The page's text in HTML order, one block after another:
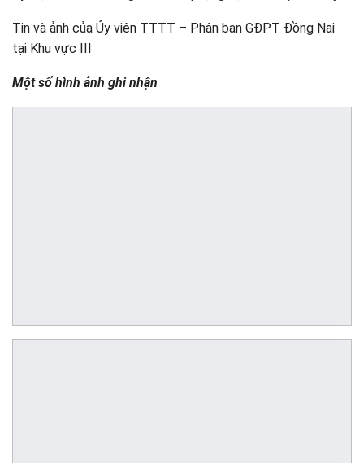
Tin và ảnh của Ủy viên TTTT – Phân ban GĐPT Đồng Nai
tại Khu vực III
Một số hình ảnh ghi nhận